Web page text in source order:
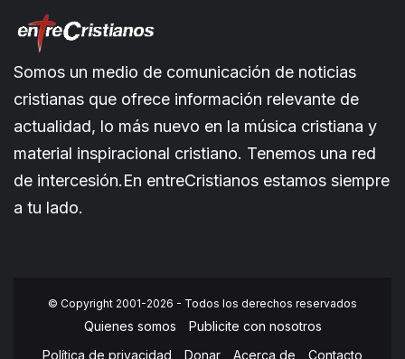
Somos un medio de comunicación de noticias
cristianas que ofrece información relevante de
actualidad, lo más nuevo en la música cristiana y
material inspiracional cristiano. Tenemos una red
de intercesión.En entreCristianos estamos siempre
a tu lado.
© Copyright 2001-2026 - Todos los derechos reservados
Quienes somos
Publicite con nosotros
Política de privacidad
Donar Acerca de Contacto